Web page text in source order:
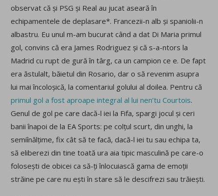
observat că și PSG și Real au jucat aseară în
echipamentele de deplasare*. Francezii-n alb și spaniolii-n
albastru. Eu unul m-am bucurat când a dat Di Maria primul
gol, convins că era James Rodriguez și că s-a-ntors la
Madrid cu rupt de gură în târg, ca un campion ce e. De fapt
era ăstulalt, băietul din Rosario, dar o să revenim asupra
lui mai încoloșică, la comentariul golului al doilea. Pentru că
primul gol a fost aproape integral al lui nen’tu Courtois.
Genul de gol pe care dacă-l iei la Fifa, spargi jocul și ceri
banii înapoi de la EA Sports: pe colțul scurt, din unghi, la
semiînălțime, fix cât să te facă, dacă-l iei tu sau echipa ta,
să eliberezi din tine toată ura aia tipic masculină pe care-o
folosești de obicei ca să-ți înlocuiască gama de emoții
străine pe care nu ești în stare să le descifrezi sau trăiești.